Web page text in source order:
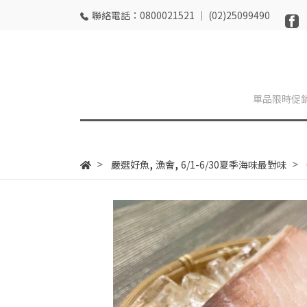
聯絡電話：0800021521 ｜ (02)25099490
單品限時促
嚴選好魚, 漁會, 6/1-6/30夏季海味最對味